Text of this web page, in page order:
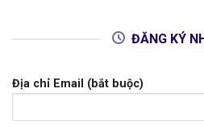
ĐĂNG KÝ
Địa chỉ Email (bắt buộc)